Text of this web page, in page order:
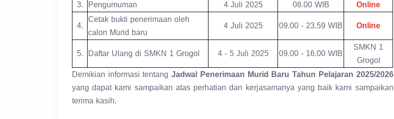
3.
Pengumuman 4 Juli 2025 08.00 WIB Online
4.
Cetak bukti penerimaan oleh
calon Murid baru
4 Juli 2025 09.00 - 23.59 WIB Online
5. Daftar Ulang di SMKN 1 Grogol 4 - 5 Juli 2025 09.00 - 16.00 WIB
SMKN 1
Grogol
Demikian informasi tentangJadwal Penerimaan Murid Baru Tahun Pelajaran 2025/2026
yang dapat kami sampaikan atas perhatian dan kerjasamanya yang baik kami sampaikan
terima kasih.